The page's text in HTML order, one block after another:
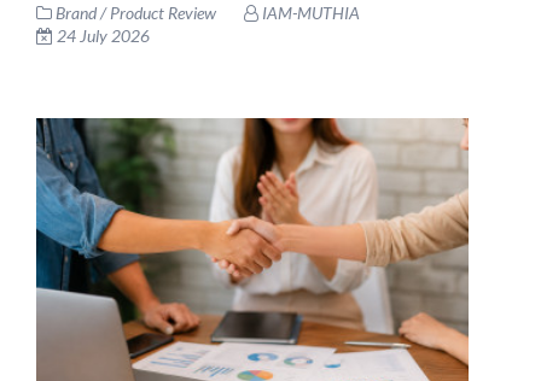
Brand / Product Review
IAM-MUTHIA
24 July 2026